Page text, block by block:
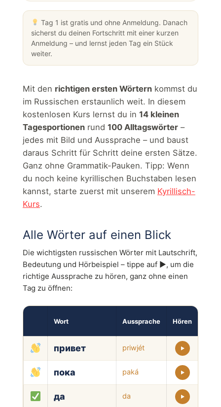
Tag 1 ist gratis und ohne Anmeldung. Danach
sicherst du deinen Fortschritt mit einer kurzen
Anmeldung – und lernst jeden Tag ein Stück
weiter.
Mit den richtigen ersten Wörtern kommst du
im Russischen erstaunlich weit. In diesem
kostenlosen Kurs lernst du in 14 kleinen
Tagesportionen rund 100 Alltagswörter –
jedes mit Bild und Aussprache – und baust
daraus Schritt für Schritt deine ersten Sätze.
Ganz ohne Grammatik-Pauken. Tipp: Wenn
du noch keine kyrillischen Buchstaben lesen
kannst, starte zuerst mit unserem Kyrillisch-
Kurs.
Alle Wörter auf einen Blick
Die wichtigsten russischen Wörter mit Lautschrift,
Bedeutung und Hörbeispiel – tippe auf ▶, um die
richtige Aussprache zu hören, ganz ohne einen
Tag zu öffnen:
Wort Aussprache Hören
привет priwjét
пока paká
да da